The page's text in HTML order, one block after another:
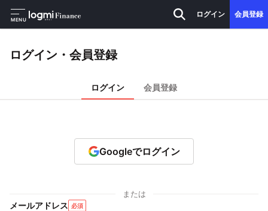
MENU
ログイン 会員登録
ログイン・会員登録
ログイン 会員登録
Googleでログイン
または
メールアドレス 必須